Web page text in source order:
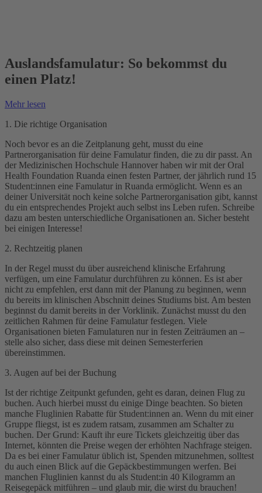
Auslandsfamulatur: So bekommst du
einen Platz!
Mehr lesen
1. Die richtige Organisation
Noch bevor es an die Zeitplanung geht, musst du eine
Partnerorganisation für deine Famulatur finden, die zu dir passt. An
der Medizinischen Hochschule Hannover haben wir mit der Oral
Health Foundation Ruanda einen festen Partner, der jährlich rund 15
Student:innen eine Famulatur in Ruanda ermöglicht. Wenn es an
deiner Universität noch keine solche Partnerorganisation gibt, kannst
du ein entsprechendes Projekt auch selbst ins Leben rufen. Schreibe
dazu am besten unterschiedliche Organisationen an. Sicher besteht
bei einigen Interesse!
2. Rechtzeitig planen
In der Regel musst du über ausreichend klinische Erfahrung
verfügen, um eine Famulatur durchführen zu können. Es ist aber
nicht zu empfehlen, erst dann mit der Planung zu beginnen, wenn
du bereits im klinischen Abschnitt deines Studiums bist. Am besten
beginnst du damit bereits in der Vorklinik. Zunächst musst du den
zeitlichen Rahmen für deine Famulatur festlegen. Viele
Organisationen bieten Famulaturen nur in festen Zeiträumen an –
stelle also sicher, dass diese mit deinen Semesterferien
übereinstimmen.
3. Augen auf bei der Buchung
Ist der richtige Zeitpunkt gefunden, geht es daran, deinen Flug zu
buchen. Auch hierbei musst du einige Dinge beachten. So bieten
manche Fluglinien Rabatte für Student:innen an. Wenn du mit einer
Gruppe fliegst, ist es zudem ratsam, zusammen am Schalter zu
buchen. Der Grund: Kauft ihr eure Tickets gleichzeitig über das
Internet, könnten die Preise wegen der erhöhten Nachfrage steigen.
Da es bei einer Famulatur üblich ist, Spenden mitzunehmen, solltest
du auch einen Blick auf die Gepäckbestimmungen werfen. Bei
manchen Fluglinien kannst du als Student:in 40 Kilogramm an
Reisegepäck mitführen – und glaub mir, die wirst du brauchen!